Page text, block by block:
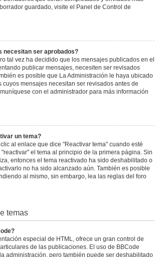
guardado, visite el Panel de Control de
necesitan ser aprobados?
tal vez ha decidido que los mensajes publicados en el
publicar mensajes, necesiten ser revisados
es posible que La Administración le haya ubicado
cuyos mensajes necesitan ser revisados antes de
con el administrador para más información
un tema?
al enlace que dice "Reactivar tema" cuando esté
el tema al principio de la primera página. Sin
entonces el tema reactivado ha sido deshabilitado o
no ha sido alcanzado aún. También es posible
al mismo, sin embargo, lea las reglas del foro
temas
especial de HTML, ofrece un gran control de
de las publicaciones. El uso de BBCode
administración, pero también puede ser deshabilitado